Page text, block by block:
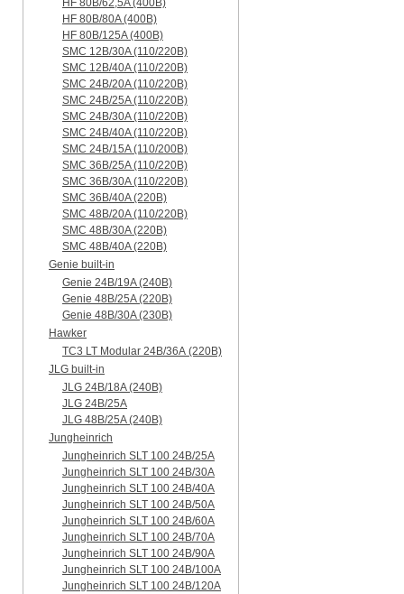
HF 80B/62,5A (400B)
HF 80B/80A (400B)
HF 80B/125A (400B)
SMC 12B/30A (110/220B)
SMC 12B/40A (110/220B)
SMC 24B/20A (110/220B)
SMC 24B/25A (110/220B)
SMC 24B/30A (110/220B)
SMC 24B/40A (110/220B)
SMC 24B/15A (110/200B)
SMC 36B/25A (110/220B)
SMC 36B/30A (110/220B)
SMC 36B/40A (220B)
SMC 48B/20A (110/220B)
SMC 48B/30A (220B)
SMC 48B/40A (220B)
Genie built-in
Genie 24B/19A (240B)
Genie 48B/25A (220B)
Genie 48B/30A (230B)
Hawker
TC3 LT Modular 24В/36А (220B)
JLG built-in
JLG 24B/18A (240B)
JLG 24B/25A
JLG 48B/25A (240B)
Jungheinrich
Jungheinrich SLT 100 24B/25A
Jungheinrich SLT 100 24B/30A
Jungheinrich SLT 100 24B/40A
Jungheinrich SLT 100 24B/50A
Jungheinrich SLT 100 24B/60A
Jungheinrich SLT 100 24B/70A
Jungheinrich SLT 100 24B/90A
Jungheinrich SLT 100 24B/100A
Jungheinrich SLT 100 24B/120A